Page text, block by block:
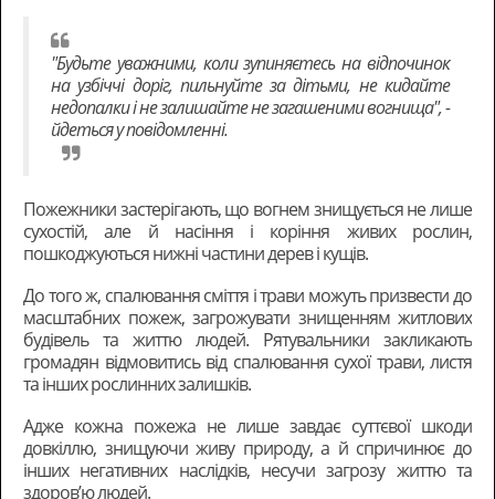
"Будьте уважними, коли зупиняєтесь на відпочинок
на узбіччі доріг, пильнуйте за дітьми, не кидайте
недопалки і не залишайте не загашеними вогнища", -
йдеться у повідомленні.
Пожежники застерігають, що вогнем знищується не лише
сухостій, але й насіння і коріння живих рослин,
пошкоджуються нижні частини дерев і кущів.
До того ж, спалювання сміття і трави можуть призвести до
масштабних пожеж, загрожувати знищенням житлових
будівель та життю людей. Рятувальники закликають
громадян відмовитись від спалювання сухої трави, листя
та інших рослинних залишків.
Адже кожна пожежа не лише завдає суттєвої шкоди
довкіллю, знищуючи живу природу, а й спричинює до
інших негативних наслідків, несучи загрозу життю та
здоров’ю людей.